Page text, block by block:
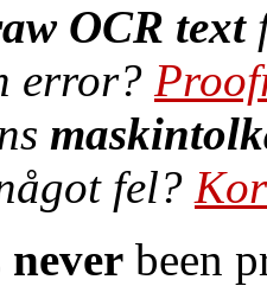
OCR text
error?
fel?
never been